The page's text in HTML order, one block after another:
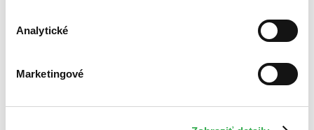
Analytické
Marketingové
Bestsellery
Najdrahšie
Najlacnejšie